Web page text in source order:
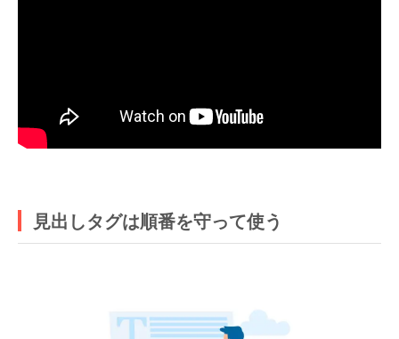
見出しタグは順番を守って使う